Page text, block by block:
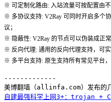
※ 可定制化路由: 入站流量可按配置由
※ 多协议支持: V2Ray 可同时开启多个
议；
※ 隐蔽性: V2Ray 的节点可以伪装成正
※ 反向代理: 通用的反向代理支持，可实
※ 多平台支持: 原生支持所有常见平台，
-------------
自建最强科学上网3+：trojan +